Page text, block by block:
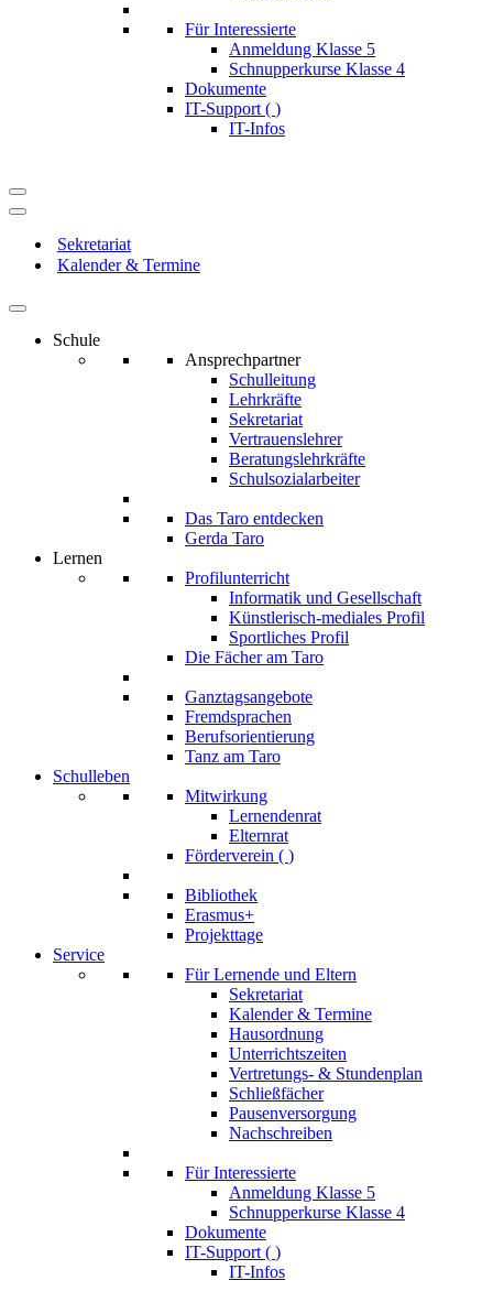
Für Interessierte
Anmeldung Klasse 5
Schnupperkurse Klasse 4
Dokumente
IT-Support ( )
IT-Infos
Navigationsmenü
Navigationsmenü
Sekretariat
Kalender & Termine
Schule
Ansprechpartner
Schulleitung
Lehrkräfte
Sekretariat
Vertrauenslehrer
Beratungslehrkräfte
Schulsozialarbeiter
Das Taro entdecken
Gerda Taro
Lernen
Profilunterricht
Informatik und Gesellschaft
Künstlerisch-mediales Profil
Sportliches Profil
Die Fächer am Taro
Ganztagsangebote
Fremdsprachen
Berufsorientierung
Tanz am Taro
Schulleben
Mitwirkung
Lernendenrat
Elternrat
Förderverein ( )
Bibliothek
Erasmus+
Projekttage
Service
Für Lernende und Eltern
Sekretariat
Kalender & Termine
Hausordnung
Unterrichtszeiten
Vertretungs- & Stundenplan
Schließfächer
Pausenversorgung
Nachschreiben
Für Interessierte
Anmeldung Klasse 5
Schnupperkurse Klasse 4
Dokumente
IT-Support ( )
IT-Infos